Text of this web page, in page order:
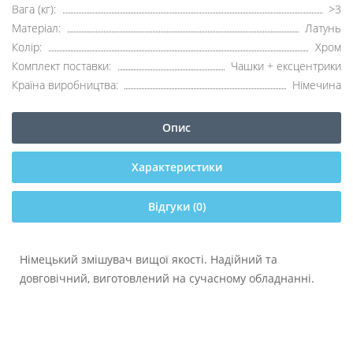
Вага (кг):
>3
Матеріал:
Латунь
Колір:
Хром
Комплект поставки:
Чашки + ексцентрики
Країна виробництва:
Німечина
Опис
Характеристики
Відгуки (0)
Німецький змішувач вищої якості. Надійний та
довговічний, виготовлений на сучасному обладнанні.